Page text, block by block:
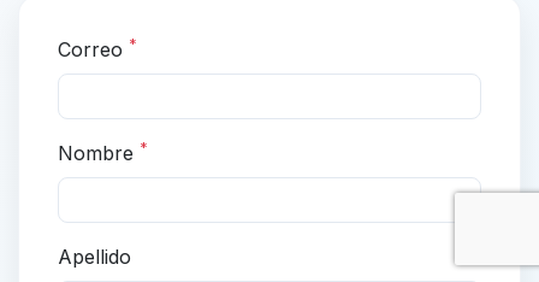
Correo *
Nombre *
Apellido